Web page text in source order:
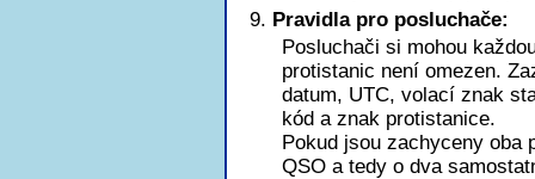
Pravidla pro posluchače:
Posluchači si mohou
protistanic není omezen.
datum, UTC, volací znak
kód a znak protistanice.
Pokud jsou zachyceny oba
QSO a tedy o dva